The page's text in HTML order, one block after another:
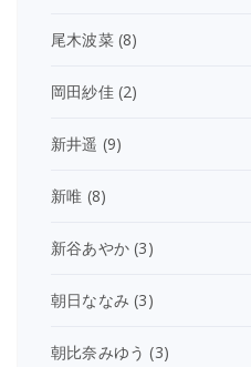
尾木波菜(8)
岡田紗佳(2)
新井遥 (9)
新唯 (8)
新谷あやか (3)
朝日ななみ (3)
朝比奈みゆう (3)